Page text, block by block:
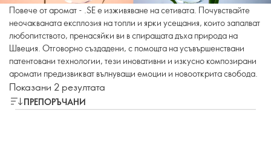
Повече от аромат - .SE е изживяване на сетивата. Почувствайте
неочакваната експлозия на топли и ярки усещания, които запалват
любопитството, пренасяйки ви в спиращата дъха природа на
Швеция. Отговорно създадени, с помощта на усъвършенствани
патентовани технологии, тези иновативни и изкусно композирани
аромати предизвикват вълнуващи емоции и новооткрита свобода.
Показани 2 резултата
ПРЕПОРЪЧАНИ